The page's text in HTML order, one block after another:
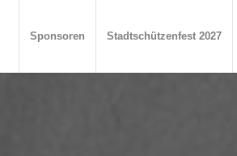
Sponsoren Stadtschützenfest 2027